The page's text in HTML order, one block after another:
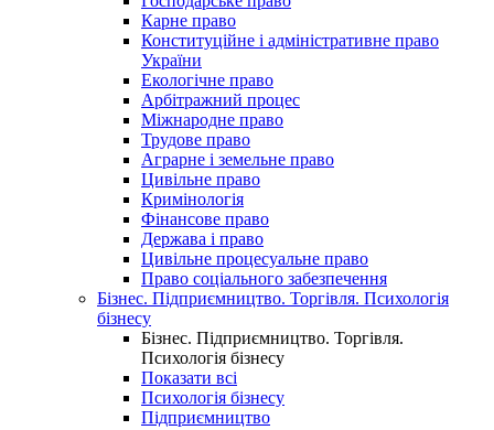
Карне право
Конституційне і адміністративне право
України
Екологічне право
Арбітражний процес
Міжнародне право
Трудове право
Аграрне і земельне право
Цивільне право
Кримінологія
Фінансове право
Держава і право
Цивільне процесуальне право
Право соціального забезпечення
Бізнес. Підприємництво. Торгівля. Психологія
бізнесу
Бізнес. Підприємництво. Торгівля.
Психологія бізнесу
Показати всі
Психологія бізнесу
Підприємництво